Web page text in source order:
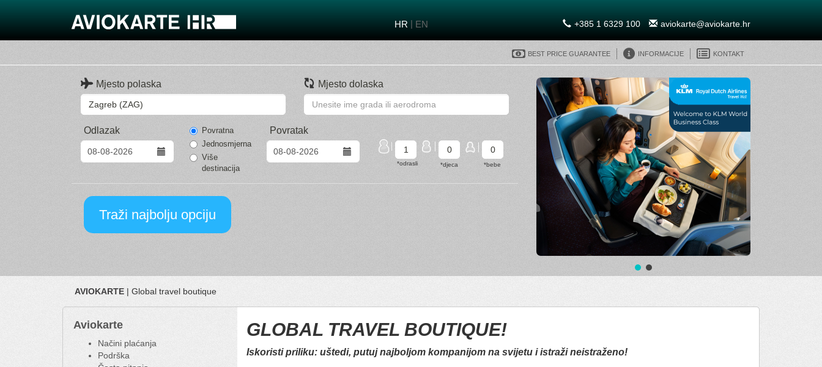
HR | EN aviokarte@aviokarte.hr
+385 1 6329 100
Best Price Guarantee Informacije Kontakt
Mjesto polaska Mjesto dolaska
Odlazak
Povratna
Jednosmjerna
Više
destinacija
Povratak
AVIOKARTE | Global travel boutique
Aviokarte
Načini plaćanja
Podrška
GLOBAL TRAVEL BOUTIQUE!
Iskoristi priliku: uštedi, putuj najboljom kompanijom na svijetu i istraži neistraženo!